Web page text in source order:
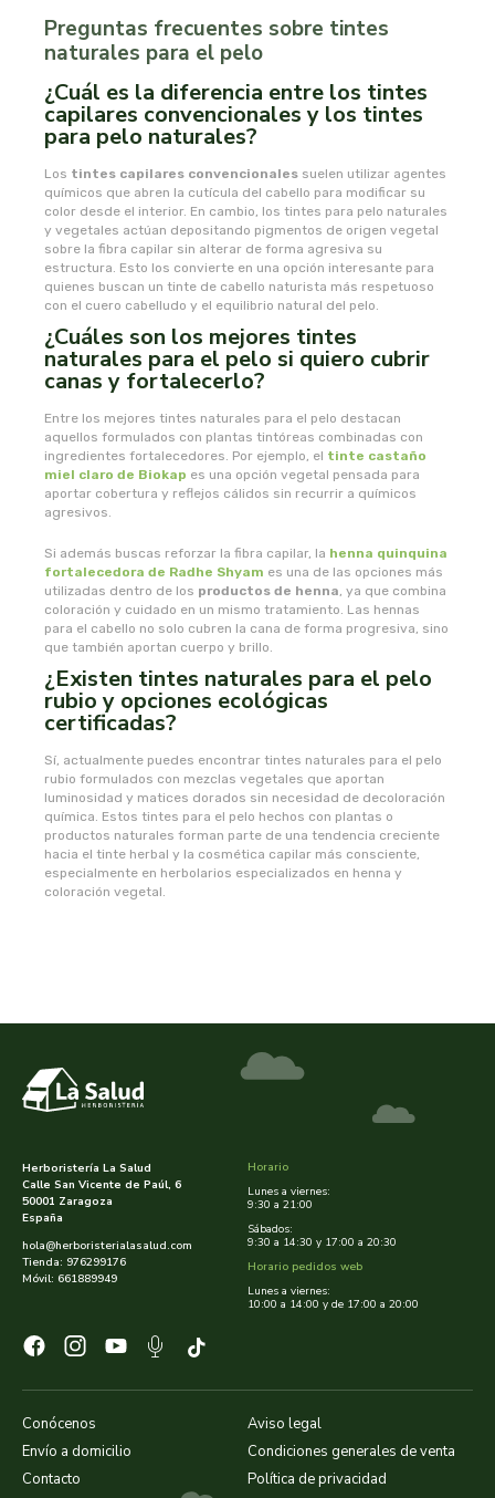
Preguntas frecuentes sobre tintes
naturales para el pelo
¿Cuál es la diferencia entre los tintes
capilares convencionales y los tintes
para pelo naturales?
Los tintes capilares convencionales suelen utilizar agentes
químicos que abren la cutícula del cabello para modificar su
color desde el interior. En cambio, los tintes para pelo naturales
y vegetales actúan depositando pigmentos de origen vegetal
sobre la fibra capilar sin alterar de forma agresiva su
estructura. Esto los convierte en una opción interesante para
quienes buscan un tinte de cabello naturista más respetuoso
con el cuero cabelludo y el equilibrio natural del pelo.
¿Cuáles son los mejores tintes
naturales para el pelo si quiero cubrir
canas y fortalecerlo?
Entre los mejores tintes naturales para el pelo destacan
aquellos formulados con plantas tintóreas combinadas con
ingredientes fortalecedores. Por ejemplo, el tinte castaño
miel claro de Biokap es una opción vegetal pensada para
aportar cobertura y reflejos cálidos sin recurrir a químicos
agresivos.
Si además buscas reforzar la fibra capilar, la henna quinquina
fortalecedora de Radhe Shyam es una de las opciones más
utilizadas dentro de los productos de henna, ya que combina
coloración y cuidado en un mismo tratamiento. Las hennas
para el cabello no solo cubren la cana de forma progresiva, sino
que también aportan cuerpo y brillo.
¿Existen tintes naturales para el pelo
rubio y opciones ecológicas
certificadas?
Sí, actualmente puedes encontrar tintes naturales para el pelo
rubio formulados con mezclas vegetales que aportan
luminosidad y matices dorados sin necesidad de decoloración
química. Estos tintes para el pelo hechos con plantas o
productos naturales forman parte de una tendencia creciente
hacia el tinte herbal y la cosmética capilar más consciente,
especialmente en herbolarios especializados en henna y
coloración vegetal.
Herboristería La Salud
Calle San Vicente de Paúl, 6
50001 Zaragoza
España
hola@herboristerialasalud.com
Tienda: 976299176
Móvil: 661889949
Conócenos
Envío a domicilio
Contacto
Aviso legal
Condiciones generales de venta
Política de privacidad
Horario
Lunes a viernes:
9:30 a 21:00
Sábados:
9:30 a 14:30 y 17:00 a 20:30
Horario pedidos web
Lunes a viernes:
10:00 a 14:00 y de 17:00 a 20:00
oshadhi
ozolife
pesasur
pharmadiet
phyto-actif
phytoadvance
phytovit s.l.
pingo
plantapol
plantis
pompeia life
praxis
primeal
protein
rapunzel
rhatma
rueber
sakai
salus
sanavy